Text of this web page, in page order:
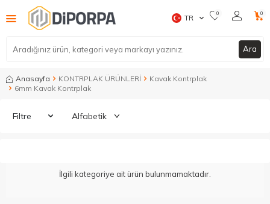
Ara
TR 0 0
Anasayfa KONTRPLAK ÜRÜNLERİ
Kavak Kontrplak
6mm Kavak Kontrplak
Filtre
İlgili kategoriye ait ürün bulunmamaktadır.